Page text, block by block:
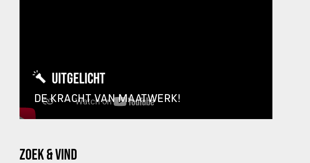
UITGELICHT
DE KRACHT VAN MAATWERK!
ZOEK & VIND